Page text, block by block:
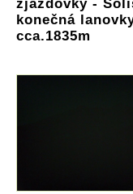
zjazdovky -
konečná
cca.1835m